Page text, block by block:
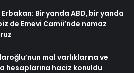
Bir yanda ABD, bir yanda
de Emevi Camii’nde namaz
mal varlıklarına ve
hesaplarına haciz konuldu